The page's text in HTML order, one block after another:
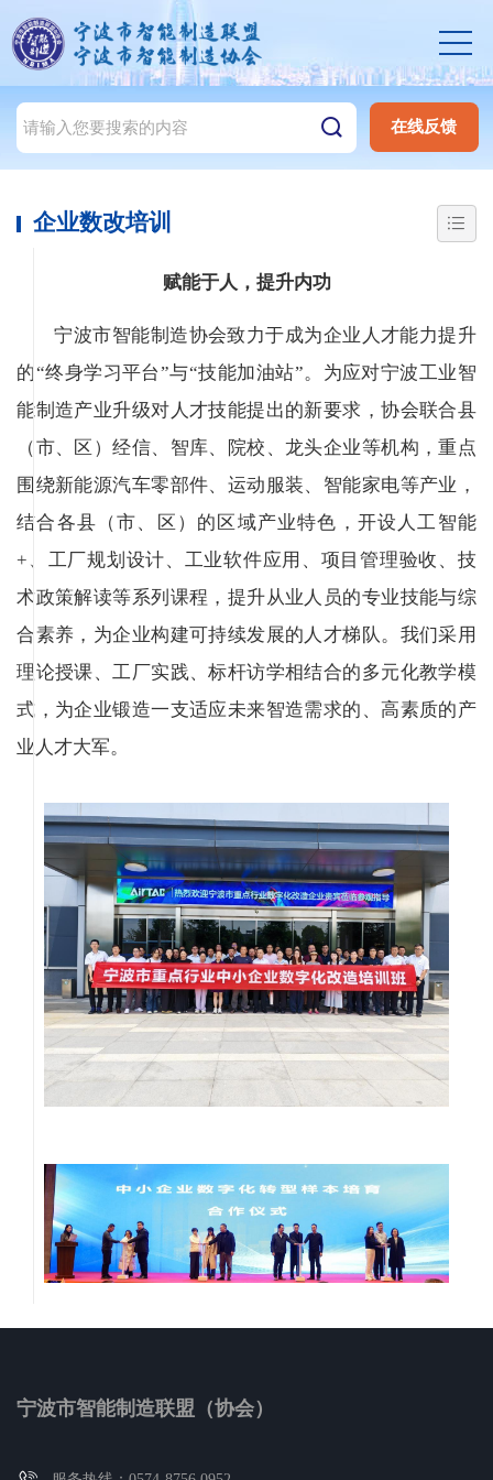
在线反馈
企业数改培训
赋能于人，提升内功
宁波市智能制造协会致力于成为企业人才能力提升
的“终身学习平台”与“技能加油站”。为应对宁波工业智
能制造产业升级对人才技能提出的新要求，协会联合县
（市、区）经信、智库、院校、龙头企业等机构，重点
围绕新能源汽车零部件、运动服装、智能家电等产业，
结合各县（市、区）的区域产业特色，开设人工智能
+、工厂规划设计、工业软件应用、项目管理验收、技
术政策解读等系列课程，提升从业人员的专业技能与综
合素养，为企业构建可持续发展的人才梯队。我们采用
理论授课、工厂实践、标杆访学相结合的多元化教学模
式，为企业锻造一支适应未来智造需求的、高素质的产
业人才大军。
宁波市智能制造联盟（协会）